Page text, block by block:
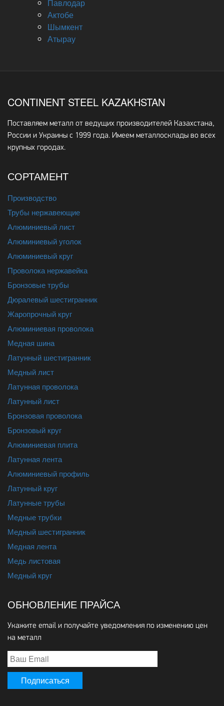
Павлодар
Актобе
Шымкент
Атырау
CONTINENT STEEL KAZAKHSTAN
Поставляем металл от ведущих производителей Казахстана,
России и Украины с 1999 года. Имеем металлосклады во всех
крупных городах.
СОРТАМЕНТ
Производство
Трубы нержавеющие
Алюминиевый лист
Алюминиевый уголок
Алюминиевый круг
Проволока нержавейка
Бронзовые трубы
Дюралевый шестигранник
Жаропрочный круг
Алюминиевая проволока
Медная шина
Латунный шестигранник
Медный лист
Латунная проволока
Латунный лист
Бронзовая проволока
Бронзовый круг
Алюминиевая плита
Латунная лента
Алюминиевый профиль
Латунный круг
Латунные трубы
Медные трубки
Медный шестигранник
Медная лента
Медь листовая
Медный круг
ОБНОВЛЕНИЕ ПРАЙСА
Укажите email и получайте уведомления по изменению цен
на металл